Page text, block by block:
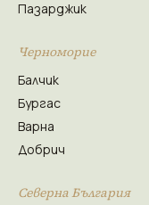
Пазарджик
Черноморие
Балчик
Бургас
Варна
Добрич
Северна България